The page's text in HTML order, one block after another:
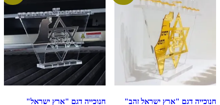
חנוכייה דגם "ארץ ישראל זהב"
חנוכייה דגם "ארץ ישראל"